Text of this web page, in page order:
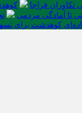
تکاوران فراجا
تا آمادگی مردمی
کوهدشت برای